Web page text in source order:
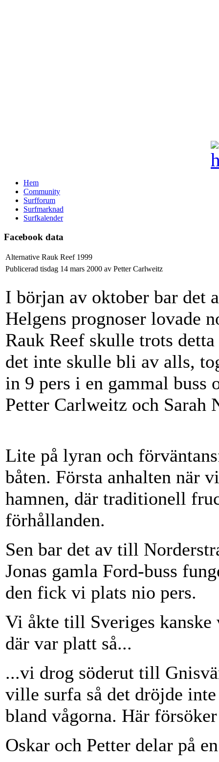
Hem
Community
Surfforum
Surfmarknad
Surfkalender
Facebook data
Alternative Rauk Reef 1999
Publicerad tisdag 14 mars 2000 av Petter Carlweitz
I början av oktober bar det
Helgens prognoser lovade
Rauk Reef skulle trots
det inte skulle bli av alls,
in 9 pers i en gammal buss
Petter Carlweitz och Sarah
Lite på lyran och
båten. Första anhalten när
hamnen, där traditionell
förhållanden.
Sen bar det av till
Jonas gamla Ford-buss
den fick vi plats nio pers.
Vi åkte till Sveriges
där var platt så...
...vi drog söderut till
ville surfa så det dröjde
bland vågorna. Här
Oskar och Petter delar på